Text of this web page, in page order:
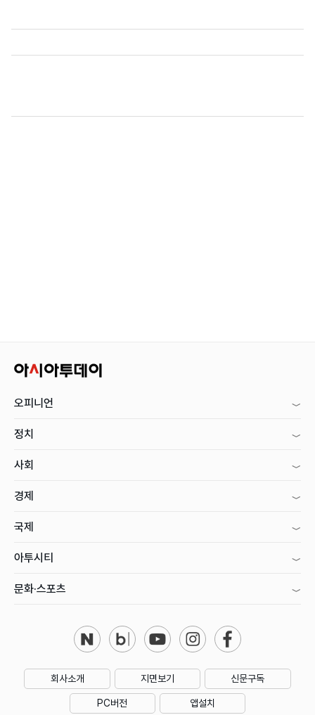
오피니언
정치
사회
경제
국제
아투시티
문화·스포츠
회사소개 지면보기 신문구독
PC버전 앱설치